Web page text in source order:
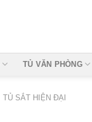
TỦ VĂN PHÒNG
TỦ SẮT HIỆN ĐẠI